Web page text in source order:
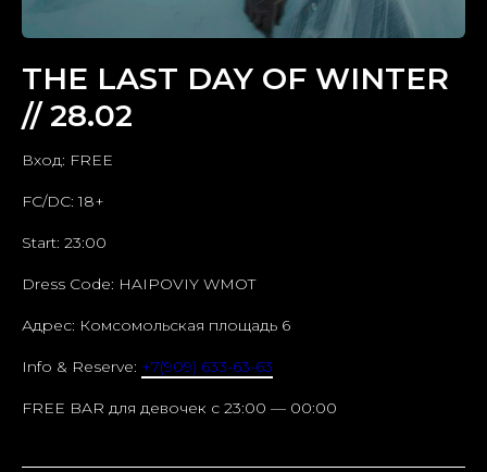
THE LAST DAY OF WINTER
// 28.02
Вход: FREE
FC/DC: 18+
Start: 23:00
Dress Code: HAIPOVIY WMOT
Адрес: Комсомольская площадь 6
Info & Reserve: +7(909) 633-63-63
FREE BAR для девочек c 23:00 — 00:00